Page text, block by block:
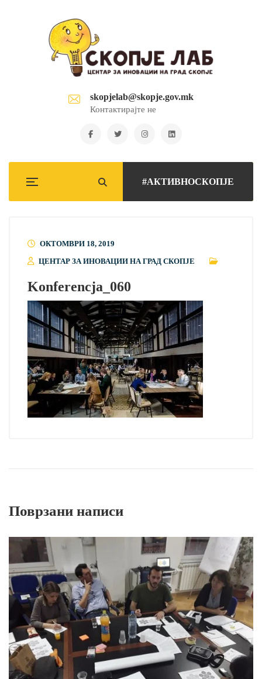
skopjelab@skopje.gov.mk
Контактирајте не
#АКТИВНОСКОПЈЕ
ОКТОМВРИ 18, 2019
ЦЕНТАР ЗА ИНОВАЦИИ НА ГРАД СКОПЈЕ
Konferencja_060
Поврзани написи